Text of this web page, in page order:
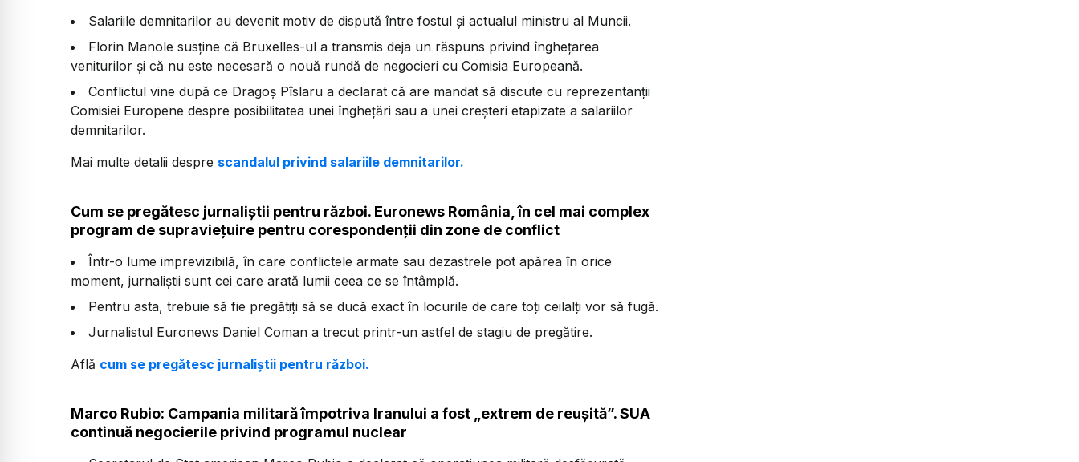
Salariile demnitarilor au devenit motiv de dispută între fostul și actualul ministru al Muncii.
Florin Manole susține că Bruxelles-ul a transmis deja un răspuns privind înghețarea
veniturilor și că nu este necesară o nouă rundă de negocieri cu Comisia Europeană.
Conflictul vine după ce Dragoș Pîslaru a declarat că are mandat să discute cu reprezentanții
Comisiei Europene despre posibilitatea unei înghețări sau a unei creșteri etapizate a salariilor
demnitarilor.
Mai multe detalii despre scandalul privind salariile demnitarilor.
Cum se pregătesc jurnaliștii pentru război. Euronews România, în cel mai complex
program de supraviețuire pentru corespondenții din zone de conflict
Într-o lume imprevizibilă, în care conflictele armate sau dezastrele pot apărea în orice
moment, jurnaliștii sunt cei care arată lumii ceea ce se întâmplă.
Pentru asta, trebuie să fie pregătiți să se ducă exact în locurile de care toți ceilalți vor să fugă.
Jurnalistul Euronews Daniel Coman a trecut printr-un astfel de stagiu de pregătire.
Află cum se pregătesc jurnaliștii pentru război.
Marco Rubio: Campania militară împotriva Iranului a fost „extrem de reușită”. SUA
continuă negocierile privind programul nuclear